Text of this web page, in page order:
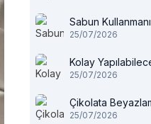
Sabun
25/07/2026
Kolay
Nelerdir?
25/07/2026
Çikolata
Tüketilir mi?
25/07/2026